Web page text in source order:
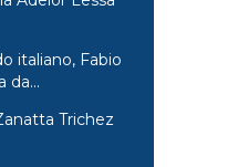
italiano, Fabio
da...
Trichez